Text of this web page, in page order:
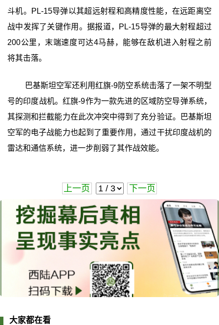
斗机。PL-15导弹以其超远射程和高精度性能，在远距离空
战中发挥了关键作用。据报道，PL-15导弹的最大射程超过
200公里，末端速度可达4马赫，能够在敌机进入射程之前
将其击落。
巴基斯坦空军还利用红旗-9防空系统击落了一架不明型
号的印度战机。红旗-9作为一款先进的区域防空导弹系统，
其探测和拦截能力在此次冲突中得到了充分验证。巴基斯坦
空军的电子战能力也起到了重要作用，通过干扰印度战机的
雷达和通信系统，进一步削弱了其作战效能。
上一页 下一页
大家都在看